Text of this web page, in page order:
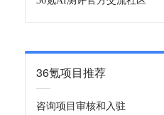
36氪项目推荐
咨询项目审核和入驻